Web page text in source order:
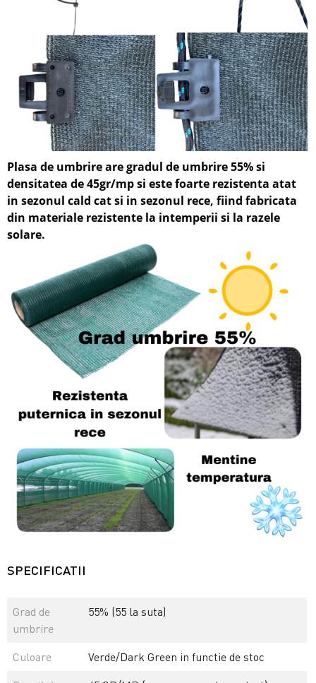
Plasa de umbrire are gradul de umbrire 55% si
densitatea de 45gr/mp si este foarte rezistenta atat
in sezonul cald cat si in sezonul rece, fiind fabricata
din materiale rezistente la intemperii si la razele
solare.
SPECIFICATII
Grad de
umbrire
55% (55 la suta)
Culoare
Verde/Dark Green in functie de stoc